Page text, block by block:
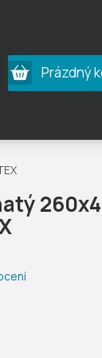
Nákupní
košík
Prázdný